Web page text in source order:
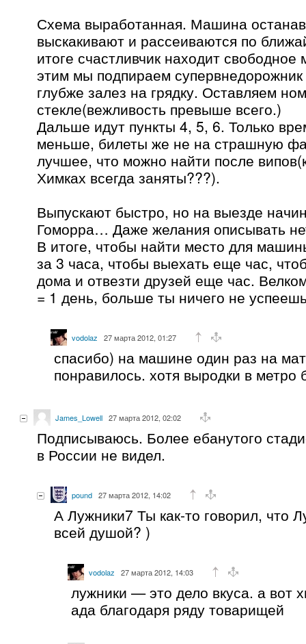
Схема выработанная. Машина
выскакивают и рассеиваются по
итоге счастливчик находит
этим мы подпираем
глубже залез на грядку. Оставляем
стекле(вежливость превыше всего.)
Дальше идут пункты 4, 5, 6. Только
меньше, билеты же не на страшную
лучшее, что можно найти после
Химках всегда заняты???).
Выпускают быстро, но на выезде
Гоморра… Даже желания описывать
В итоге, чтобы найти место для
за 3 часа, чтобы выехать еще час,
дома и отвезти друзей еще час.
= 1 день, больше ты ничего не
vodolaz 27 марта 2012, 01:27
спасибо) на машине один раз на
понравилось. хотя выродки в метро
James_Lowell 27 марта 2012, 02:02
Подписываюсь. Более ебанутого
в России не видел.
pound 27 марта 2012, 14:02
А Лужники7 Ты как-то говорил, что
всей душой? )
vodolaz 27 марта 2012, 14:03
лужники — это дело вкуса. а вот
ада благодаря ряду товарищей